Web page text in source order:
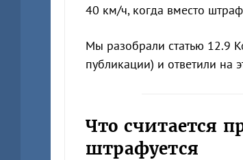
40 км/ч, когда вместо
Мы разобрали статью 12.9
публикации) и ответили на
Что считается
штрафуется